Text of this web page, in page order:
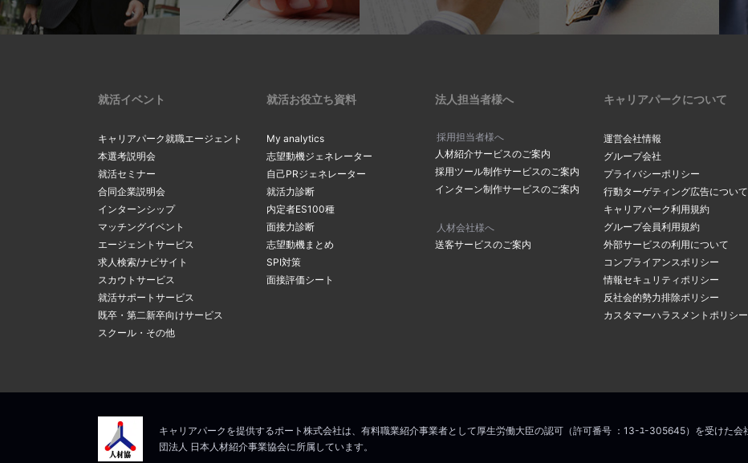
就活イベント
キャリアパーク就職エージェント
本選考説明会
就活セミナー
合同企業説明会
インターンシップ
マッチングイベント
エージェントサービス
求人検索/ナビサイト
スカウトサービス
就活サポートサービス
既卒・第二新卒向けサービス
スクール・その他
就活お役立ち資料
My analytics
志望動機ジェネレーター
自己PRジェネレーター
就活力診断
内定者ES100種
面接力診断
志望動機まとめ
SPI対策
面接評価シート
法人担当者様へ
採用担当者様へ
人材紹介サービスのご案内
採用ツール制作サービスのご案内
インターン制作サービスのご案内
人材会社様へ
送客サービスのご案内
キャリアパークについて
運営会社情報
グループ会社
プライバシーポリシー
行動ターゲティング広告について
キャリアパーク利用規約
グループ会員利用規約
外部サービスの利用について
コンプライアンスポリシー
情報セキュリティポリシー
反社会的勢力排除ポリシー
カスタマーハラスメントポリシー